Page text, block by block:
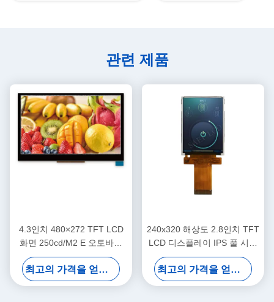
관련 제품
4.3인치 480×272 TFT LCD
화면 250cd/M2 E 오토바이
도구 클러스터 TFT LCD 디스
플레이
최고의 가격을 얻으십시오
240x320 해상도 2.8인치 TFT
LCD 디스플레이 IPS 풀 시야
각 (이륜차용)
최고의 가격을 얻으십시오